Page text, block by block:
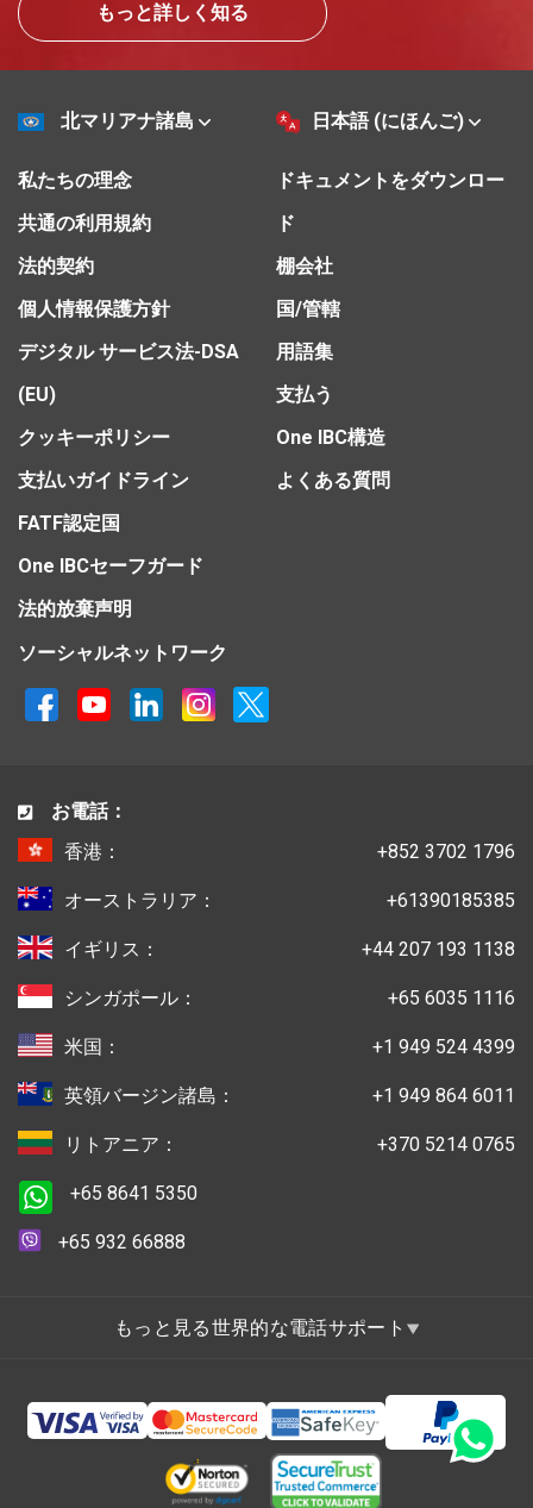
もっと詳しく知る
北マリアナ諸島 日本語 (にほんご)
私たちの理念
共通の利用規約
法的契約
個人情報保護方針
デジタル サービス法-DSA
(EU)
クッキーポリシー
支払いガイドライン
FATF認定国
One IBCセーフガード
法的放棄声明
ドキュメントをダウンロー
ド
棚会社
国/管轄
用語集
支払う
One IBC構造
よくある質問
ソーシャルネットワーク
お電話：
香港：
+852 3702 1796
オーストラリア： +61390185385
イギリス： +44 207 193 1138
シンガポール： +65 6035 1116
米国： +1 949 524 4399
英領バージン諸島： +1 949 864 6011
リトアニア： +370 5214 0765
+65 8641 5350
+65 932 66888
もっと見る世界的な電話サポート